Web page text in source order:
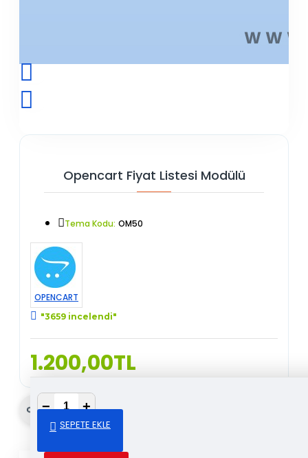
Opencart Fiyat Listesi Modülü
1.200,00TL
Tema Kodu: OM50
OPENCART
"3659 incelendi"
− +
SEPETE EKLE
Gönder & Paylaş